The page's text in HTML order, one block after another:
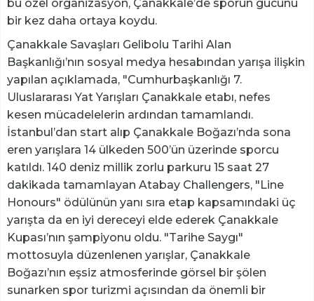
bu özel organizasyon, Çanakkale’de sporun gücünü
bir kez daha ortaya koydu.
Çanakkale Savaşları Gelibolu Tarihi Alan
Başkanlığı’nın sosyal medya hesabından yarışa ilişkin
yapılan açıklamada, "Cumhurbaşkanlığı 7.
Uluslararası Yat Yarışları Çanakkale etabı, nefes
kesen mücadelelerin ardından tamamlandı.
İstanbul’dan start alıp Çanakkale Boğazı’nda sona
eren yarışlara 14 ülkeden 500’ün üzerinde sporcu
katıldı. 140 deniz millik zorlu parkuru 15 saat 27
dakikada tamamlayan Atabay Challengers, "Line
Honours" ödülünün yanı sıra etap kapsamındaki üç
yarışta da en iyi dereceyi elde ederek Çanakkale
Kupası’nın şampiyonu oldu. "Tarihe Saygı"
mottosuyla düzenlenen yarışlar, Çanakkale
Boğazı’nın eşsiz atmosferinde görsel bir şölen
sunarken spor turizmi açısından da önemli bir